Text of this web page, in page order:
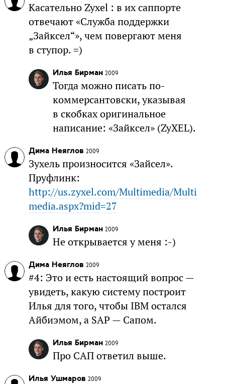
Касательно Zyxel : в их саппорте
отвечают «Служба поддержки
„Зайксел“», чем повергают меня
в ступор. =)
Илья Бирман 2009
Тогда можно писать по-
коммерсантовски, указывая
в скобках оригинальное
написание: «Зайксел» (ZyXEL).
Дима Неяглов 2009
Зухель произносится «Зайсел».
Пруфлинк:
http://us.zyxel.com/Multimedia/Multi
media.aspx?mid=27
Илья Бирман 2009
Не открывается у меня :-)
Дима Неяглов 2009
#4: Это и есть настоящий вопрос —
увидеть, какую систему построит
Илья для того, чтобы IBM остался
Айбиэмом, а SAP — Сапом.
Илья Бирман 2009
Про САП ответил выше.
Илья Ушмаров 2009